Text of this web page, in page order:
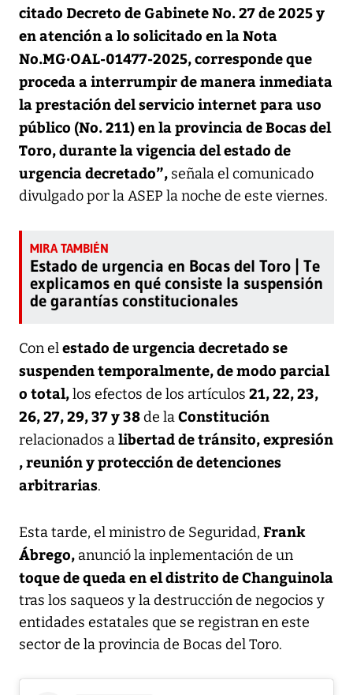
citado Decreto de Gabinete No. 27 de 2025 y
en atención a lo solicitado en la Nota
No.MG·OAL-01477-2025, corresponde que
proceda a interrumpir de manera inmediata
la prestación del servicio internet para uso
público (No. 211) en la provincia de Bocas del
Toro, durante la vigencia del estado de
urgencia decretado”, señala el comunicado
divulgado por la ASEP la noche de este viernes.
Estado de urgencia en Bocas del Toro | Te
explicamos en qué consiste la suspensión
de garantías constitucionales
Con elestado de urgencia decretado se
suspenden temporalmente, de modo parcial
o total,los efectos de los artículos 21, 22, 23,
26, 27, 29, 37 y 38de laConstitución
relacionados alibertad de tránsito, expresión
, reunión y protección de detenciones
arbitrarias.
Esta tarde, el ministro de Seguridad, Frank
Ábrego, anunció la inplementación de un
toque de queda en el distrito de Changuinola
tras los saqueos y la destrucción de negocios y
entidades estatales que se registran en este
sector de la provincia de Bocas del Toro.